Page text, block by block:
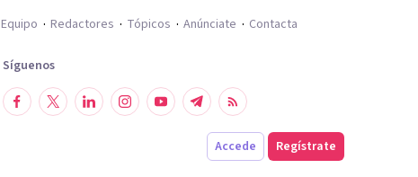
Equipo
Redactores Tópicos Anúnciate Contacta
Síguenos
Accede Regístrate